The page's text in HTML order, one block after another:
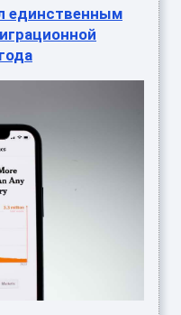
единственным